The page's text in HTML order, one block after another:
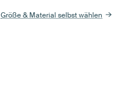
Größe & Material selbst wählen